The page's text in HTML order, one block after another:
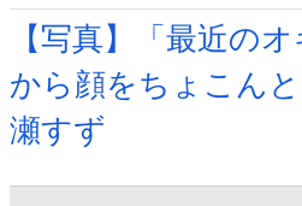
【写真】「最近の
から顔をちょこん
瀬すず